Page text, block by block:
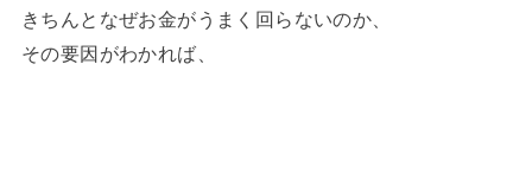
きちんとなぜお金がうまく回らないのか、
その要因がわかれば、